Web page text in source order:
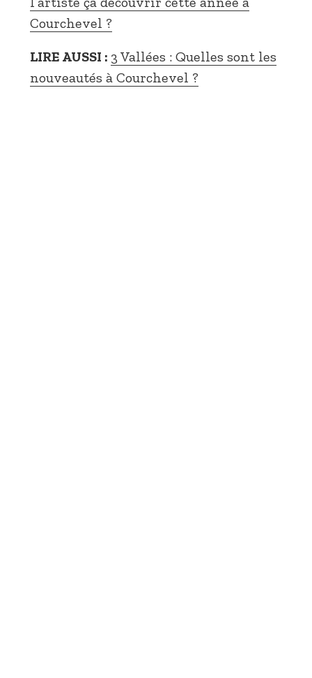
Courchevel ?
LIRE AUSSI : 3 Vallées : Quelles sont les
nouveautés à Courchevel ?